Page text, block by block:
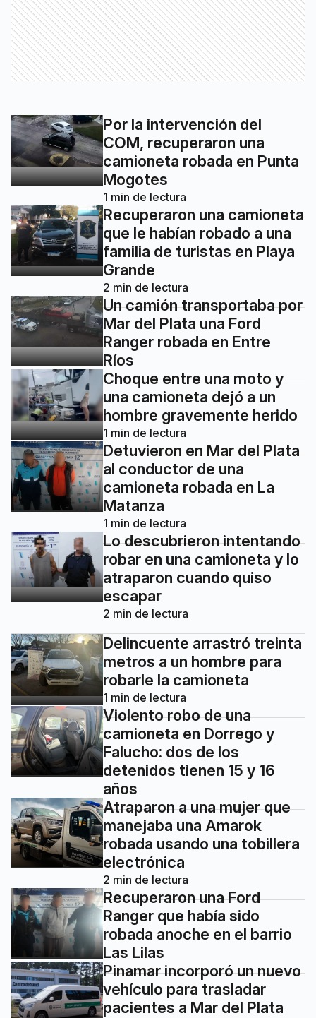
Por la intervención del
COM, recuperaron una
camioneta robada en Punta
Mogotes
1 min de lectura
Recuperaron una camioneta
que le habían robado a una
familia de turistas en Playa
Grande
2 min de lectura
Un camión transportaba por
Mar del Plata una Ford
Ranger robada en Entre
Ríos
Choque entre una moto y
una camioneta dejó a un
hombre gravemente herido
1 min de lectura
Detuvieron en Mar del Plata
al conductor de una
camioneta robada en La
Matanza
1 min de lectura
Lo descubrieron intentando
robar en una camioneta y lo
atraparon cuando quiso
escapar
2 min de lectura
Delincuente arrastró treinta
metros a un hombre para
robarle la camioneta
1 min de lectura
Violento robo de una
camioneta en Dorrego y
Falucho: dos de los
detenidos tienen 15 y 16
años
Atraparon a una mujer que
manejaba una Amarok
robada usando una tobillera
electrónica
2 min de lectura
Recuperaron una Ford
Ranger que había sido
robada anoche en el barrio
Las Lilas
Pinamar incorporó un nuevo
vehículo para trasladar
pacientes a Mar del Plata